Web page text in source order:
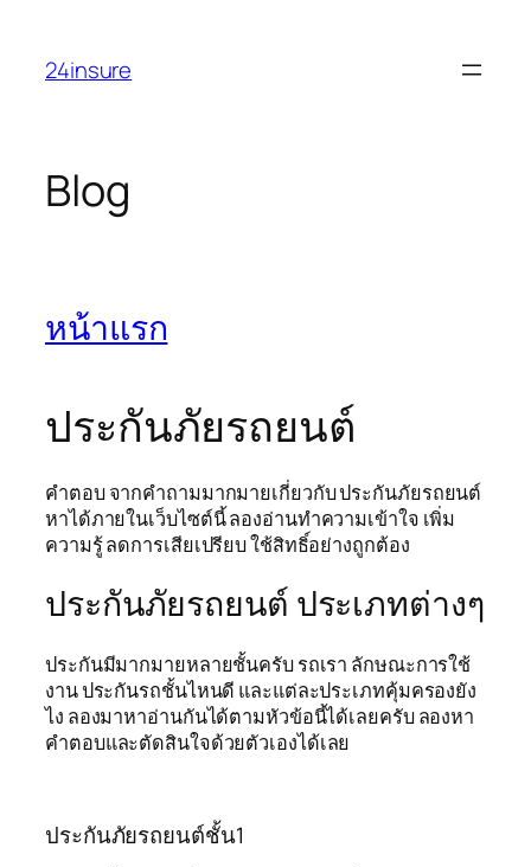
content
24insure
Blog
หน้าแรก
ประกันภัยรถยนต์
คำตอบ จากคำถามมากมายเกี่ยวกับ ประกันภัยรถยนต์
หาได้ภายในเว็บไซต์นี้ ลองอ่านทำความเข้าใจ เพิ่ม
ความรู้ ลดการเสียเปรียบ ใช้สิทธิ์อย่างถูกต้อง
ประกันภัยรถยนต์ ประเภทต่างๆ
ประกันมีมากมายหลายชั้นครับ รถเรา ลักษณะการใช้
งาน ประกันรถชั้นไหนดี และแต่ละประเภทคุ้มครองยัง
ไง ลองมาหาอ่านกันได้ตามหัวข้อนี้ได้เลยครับ ลองหา
คำตอบและตัดสินใจด้วยตัวเองได้เลย
ประกันภัยรถยนต์ชั้น1